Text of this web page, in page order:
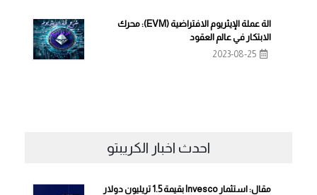
الة عملة الإيثريوم الافتراضية (EVM): محرك
الابتكار في عالم العقود
2023-08-25
احدث اخبار الكريبتو
مقال: استثمار Invesco بقيمة 1.5 تريليون دولار